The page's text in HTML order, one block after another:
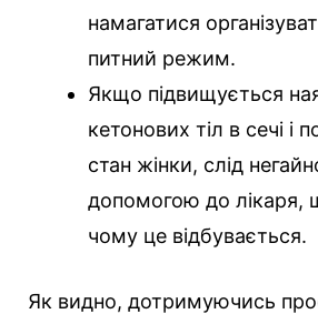
намагатися
питний режим.
Якщо підвищується
кетонових тіл в сечі і
стан жінки, слід
допомогою до лікаря,
чому це відбувається.
Як видно, дотримуючись